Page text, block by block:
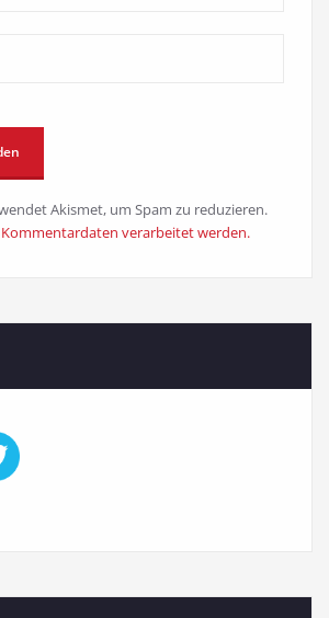
Akismet, um Spam zu reduzieren.
Kommentardaten verarbeitet werden.